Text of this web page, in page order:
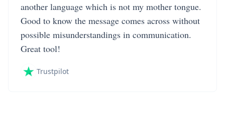
another language which is not my mother tongue.
Good to know the message comes across without
possible misunderstandings in communication.
Great tool!
Trustpilot